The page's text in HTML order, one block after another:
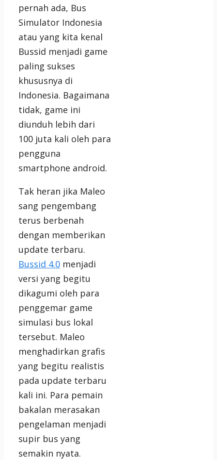
pernah ada, Bus
Simulator Indonesia
atau yang kita kenal
Bussid menjadi game
paling sukses
khususnya di
Indonesia. Bagaimana
tidak, game ini
diunduh lebih dari
100 juta kali oleh para
pengguna
smartphone android.
Tak heran jika Maleo
sang pengembang
terus berbenah
dengan memberikan
update terbaru.
Bussid 4.0 menjadi
versi yang begitu
dikagumi oleh para
penggemar game
simulasi bus lokal
tersebut. Maleo
menghadirkan grafis
yang begitu realistis
pada update terbaru
kali ini. Para pemain
bakalan merasakan
pengelaman menjadi
supir bus yang
semakin nyata.